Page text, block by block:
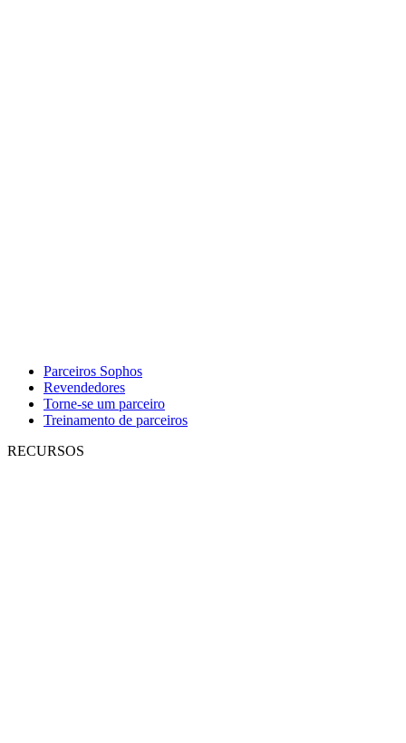
Parceiros Sophos
Revendedores
Torne-se um parceiro
Treinamento de parceiros
RECURSOS